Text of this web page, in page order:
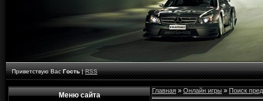
Приветствую Вас Гость|RSS
Меню сайта
Главная » Онлайн игры » Поиск